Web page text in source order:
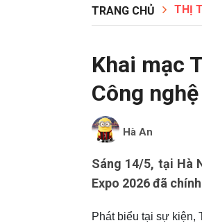
TRANG CHỦ THỊ
Khai mạc
Công
Hà An
Sáng 14/5, tại Hà
Expo 2026 đã
Phát biểu tại sự kiện,